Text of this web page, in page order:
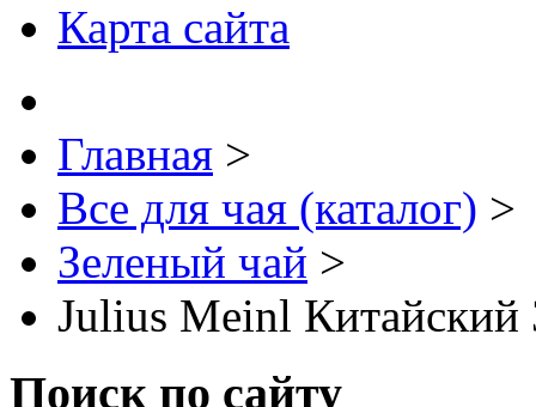
Карта сайта
Главная >
Все для чая (каталог) >
Зеленый чай >
Julius Meinl Китайский
Поиск по сайту